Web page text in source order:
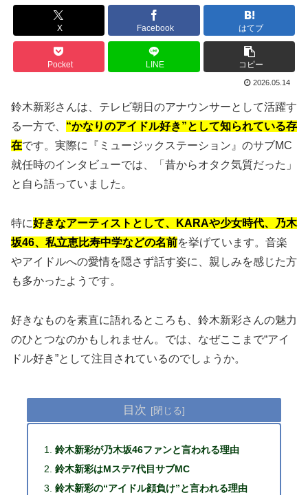
X Facebook はてブ
Pocket LINE コピー
2026.05.14
鈴木新彩さんは、テレビ朝日のアナウンサーとして活躍す
る一方で、 “かなりのアイドル好き”として知られている存
在です。実際に『ミュージックステーション』のサブMC
就任時のインタビューでは、「昔からオタク気質だった」
と自ら語っていました。
特に好きなアーティストとして、KARAや少女時代、乃木
坂46、私立恵比寿中学などの名前を挙げています。音楽
やアイドルへの愛情を隠さず話す姿に、親しみを感じた方
も多かったようです。
好きなものを素直に語れるところも、鈴木新彩さんの魅力
のひとつなのかもしれません。では、なぜここまで“アイ
ドル好き”として注目されているのでしょうか。
目次
鈴木新彩が乃木坂46ファンと言われる理由
鈴木新彩はMステ7代目サブMC
鈴木新彩の“アイドル顔負け”と言われる理由